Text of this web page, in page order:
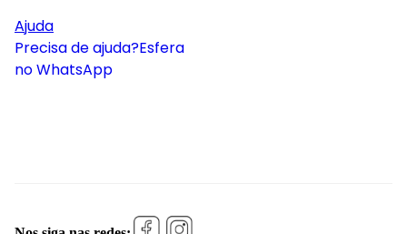
Ajuda
Precisa de ajuda?Esfera
no WhatsApp